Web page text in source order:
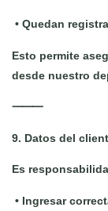
• Quedan
Esto permite
desde nuestro
⸻
9. Datos del
Es
• Ingresar